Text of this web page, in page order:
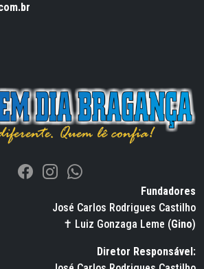
Fundadores
José Carlos Rodrigues Castilho
✝ Luiz Gonzaga Leme (Gino)
Diretor Responsável: